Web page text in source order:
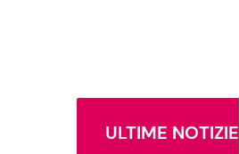
ULTIME NOTIZIE